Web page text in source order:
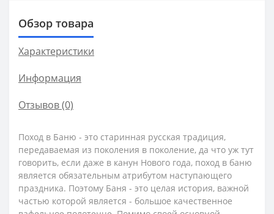
Обзор товара
Характеристики
Информация
Отзывов (0)
Поход в Баню - это старинная русская традиция,
передаваемая из поколения в поколение, да что уж тут
говорить, если даже в канун Нового года, поход в баню
является обязательным атрибутом наступающего
праздника. Поэтому Баня - это целая история, важной
частью которой является - большое качественное